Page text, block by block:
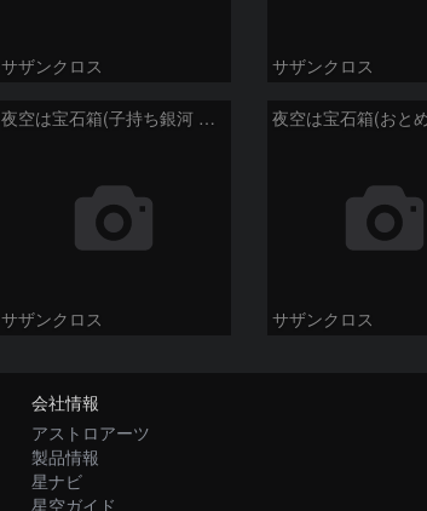
サザンクロス サザンクロス
夜空は宝石箱(子持ち銀河 M51) Seestar50
サザンクロス サザンクロス
会社情報
アストロアーツ
製品情報
星ナビ
星空ガイド